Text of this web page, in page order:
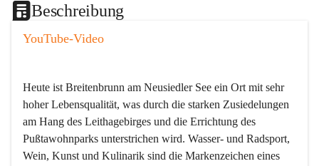
Beschreibung
YouTube-Video
Heute ist Breitenbrunn am Neusiedler See ein Ort mit sehr
hoher Lebensqualität, was durch die starken Zusiedelungen
am Hang des Leithagebirges und die Errichtung des
Pußtawohnparks unterstrichen wird. Wasser- und Radsport,
Wein, Kunst und Kulinarik sind die Markenzeichen eines